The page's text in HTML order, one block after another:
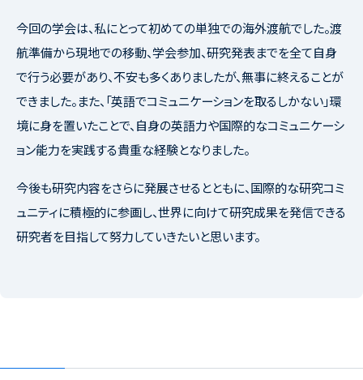
今回の学会は、私にとって初めての単独での海外渡航でした。渡
航準備から現地での移動、学会参加、研究発表までを全て自身
で行う必要があり、不安も多くありましたが、無事に終えることが
できました。また、「英語でコミュニケーションを取るしかない」環
境に身を置いたことで、自身の英語力や国際的なコミュニケーシ
ョン能力を実践する貴重な経験となりました。
今後も研究内容をさらに発展させるとともに、国際的な研究コミ
ュニティに積極的に参画し、世界に向けて研究成果を発信できる
研究者を目指して努力していきたいと思います。